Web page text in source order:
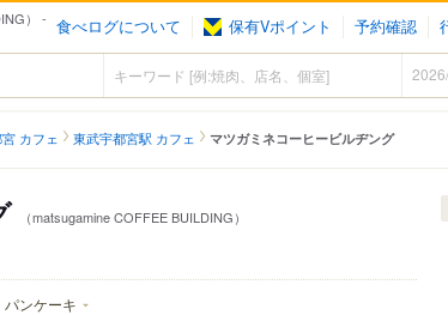
） - 食べログについて 保有Vポイント 予約確認
カフェ 東武宇都宮駅 カフェ マツガミネコーヒービルヂング
（matsugamine COFFEE BUILDING）
パンケーキ